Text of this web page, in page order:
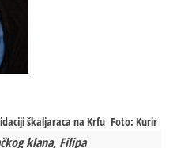
škaljaraca na Krfu Foto: Kurir
klana, Filipa